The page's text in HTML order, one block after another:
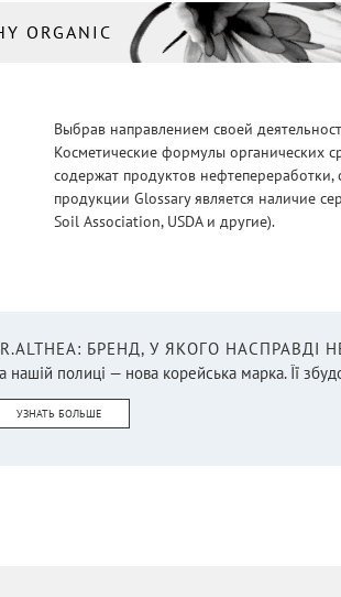
ORGANIC
Выбрав направлением своей
Косметические формулы органических
содержат продуктов
продукции Glossary является наличие
Soil Association, USDA и другие).
БРЕНД, У ЯКОГО НАСПРАВДІ
нашій полиці — нова корейська марка. Її
УЗНАТЬ БОЛЬШЕ